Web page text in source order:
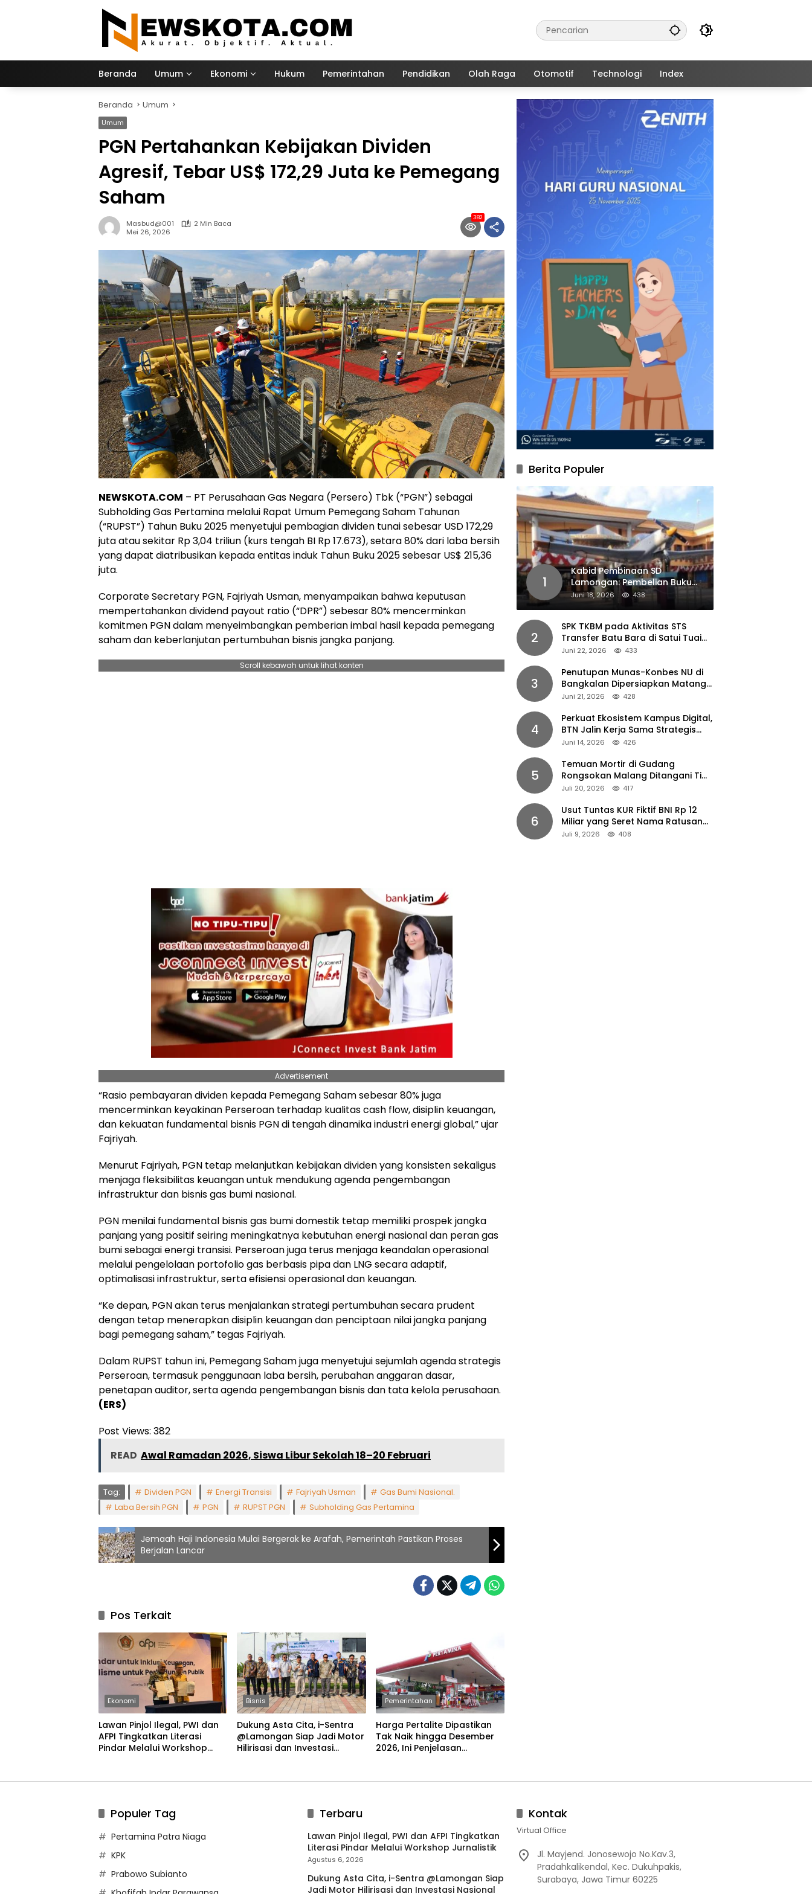
Beranda Umum Ekonomi Hukum Pemerintahan Pendidikan Olah Raga Otomotif Technologi Index
Beranda Umum
Umum
PGN Pertahankan Kebijakan Dividen
Agresif, Tebar US$ 172,29 Juta ke Pemegang
Saham
Masbud@001
2 Min Baca
Mei 26, 2026
382
NEWSKOTA.COM – PT Perusahaan Gas Negara (Persero) Tbk (“PGN”) sebagai
Subholding Gas Pertamina melalui Rapat Umum Pemegang Saham Tahunan
(“RUPST”) Tahun Buku 2025 menyetujui pembagian dividen tunai sebesar USD 172,29
juta atau sekitar Rp 3,04 triliun (kurs tengah BI Rp 17.673), setara 80% dari laba bersih
yang dapat diatribusikan kepada entitas induk Tahun Buku 2025 sebesar US$ 215,36
juta.
Corporate Secretary PGN, Fajriyah Usman, menyampaikan bahwa keputusan
mempertahankan dividend payout ratio (“DPR”) sebesar 80% mencerminkan
komitmen PGN dalam menyeimbangkan pemberian imbal hasil kepada pemegang
saham dan keberlanjutan pertumbuhan bisnis jangka panjang.
Scroll kebawah untuk lihat konten
Advertisement
“Rasio pembayaran dividen kepada Pemegang Saham sebesar 80% juga
mencerminkan keyakinan Perseroan terhadap kualitas cash flow, disiplin keuangan,
dan kekuatan fundamental bisnis PGN di tengah dinamika industri energi global,” ujar
Fajriyah.
Menurut Fajriyah, PGN tetap melanjutkan kebijakan dividen yang konsisten sekaligus
menjaga fleksibilitas keuangan untuk mendukung agenda pengembangan
infrastruktur dan bisnis gas bumi nasional.
PGN menilai fundamental bisnis gas bumi domestik tetap memiliki prospek jangka
panjang yang positif seiring meningkatnya kebutuhan energi nasional dan peran gas
bumi sebagai energi transisi. Perseroan juga terus menjaga keandalan operasional
melalui pengelolaan portofolio gas berbasis pipa dan LNG secara adaptif,
optimalisasi infrastruktur, serta efisiensi operasional dan keuangan.
“Ke depan, PGN akan terus menjalankan strategi pertumbuhan secara prudent
dengan tetap menerapkan disiplin keuangan dan penciptaan nilai jangka panjang
bagi pemegang saham,” tegas Fajriyah.
Dalam RUPST tahun ini, Pemegang Saham juga menyetujui sejumlah agenda strategis
Perseroan, termasuk penggunaan laba bersih, perubahan anggaran dasar,
penetapan auditor, serta agenda pengembangan bisnis dan tata kelola perusahaan.
(ERS)
Post Views: 382
READ Awal Ramadan 2026, Siswa Libur Sekolah 18–20 Februari
Tag: Dividen PGN Energi Transisi Fajriyah Usman
Gas Bumi Nasional.
Laba Bersih PGN
PGN RUPST PGN Subholding Gas Pertamina
Jemaah Haji Indonesia Mulai Bergerak ke Arafah, Pemerintah Pastikan Proses
Berjalan Lancar
Pos Terkait
Ekonomi
Lawan Pinjol Ilegal, PWI dan
AFPI Tingkatkan Literasi
Pindar Melalui Workshop
Bisnis
Dukung Asta Cita, i-Sentra
@Lamongan Siap Jadi Motor
Hilirisasi dan Investasi
Pemerintahan
Harga Pertalite Dipastikan
Tak Naik hingga Desember
2026, Ini Penjelasan
Berita Populer
1
Kabid Pembinaan SD
Lamongan: Pembelian Buku
Pendamping Tidak Boleh
Dipaksakan
Juni 18, 2026 438
2
SPK TKBM pada Aktivitas STS
Transfer Batu Bara di Satui Tuai
Sorotan
Juni 22, 2026 433
3
Penutupan Munas-Konbes NU di
Bangkalan Dipersiapkan Matang,
Gus Ipul Turun Tangan
Juni 21, 2026 428
4
Perkuat Ekosistem Kampus Digital,
BTN Jalin Kerja Sama Strategis
dengan UNAIR
Juni 14, 2026 426
5
Temuan Mortir di Gudang
Rongsokan Malang Ditangani Tim
Gegana Polda Jatim
Juli 20, 2026 417
6
Usut Tuntas KUR Fiktif BNI Rp 12
Miliar yang Seret Nama Ratusan
Petani Jember
Juli 9, 2026 408
Populer Tag
Pertamina Patra Niaga
KPK
Prabowo Subianto
Terbaru
Lawan Pinjol Ilegal, PWI dan AFPI Tingkatkan
Literasi Pindar Melalui Workshop Jurnalistik
Agustus 6, 2026
Dukung Asta Cita, i-Sentra @Lamongan Siap
Jadi Motor Hilirisasi dan Investasi Nasional
Kontak
Virtual Office
Jl. Mayjend. Jonosewojo No.Kav.3,
Pradahkalikendal, Kec. Dukuhpakis,
Surabaya, Jawa Timur 60225